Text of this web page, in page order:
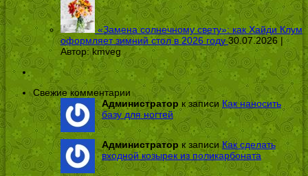
«Замена солнечному свету»: как Хайди Клум
оформляет зимний стол в 2026 году 30.07.2026 |
Автор:kmveg
Свежие комментарии
Администратор к записиКак наносить
базу для ногтей
Администратор к записиКак сделать
входной козырек из поликарбоната